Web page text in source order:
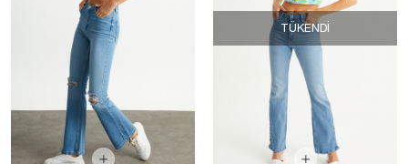
TÜKENDI